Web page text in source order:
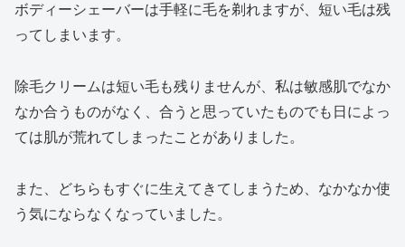
ボディーシェーバーは手軽に毛を剃れますが、短い毛は残
ってしまいます。
除毛クリームは短い毛も残りませんが、私は敏感肌でなか
なか合うものがなく、合うと思っていたものでも日によっ
ては肌が荒れてしまったことがありました。
また、どちらもすぐに生えてきてしまうため、なかなか使
う気にならなくなっていました。